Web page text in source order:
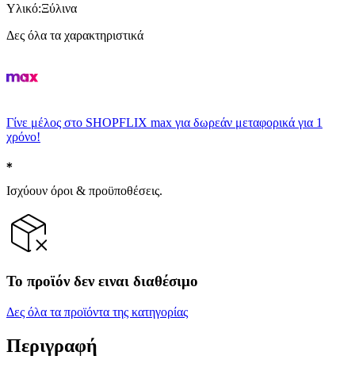
Υλικό:Ξύλινα
Δες όλα τα χαρακτηριστικά
Γίνε μέλος στο SHOPFLIX max για δωρεάν μεταφορικά για 1
χρόνο!
Ισχύουν όροι & προϋποθέσεις.
Το προϊόν δεν ειναι διαθέσιμο
Δες όλα τα προϊόντα της κατηγορίας
Περιγραφή